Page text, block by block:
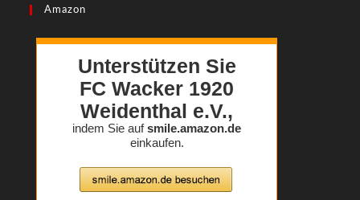
Amazon